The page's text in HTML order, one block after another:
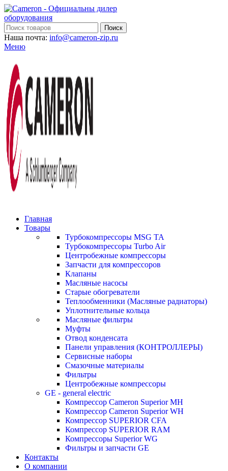
Поиск
Наша почта: info@cameron-zip.ru
Меню
Главная
Товары
Турбокомпрессоры MSG TA
Турбокомпрессоры Turbo Air
Центробежные компрессоры
Запчасти для компрессоров
Клапаны
Масляные насосы
Старые обогреватели
Теплообменники (Масляные радиаторы)
Уплотнительные кольца
Масляные фильтры
Муфты
Отвод конденсата
Панели управления (КОНТРОЛЛЕРЫ)
Сервисные наборы
Смазочные материалы
Фильтры
Центробежные компрессоры
GE - general electric
Компрессор Cameron Superior MH
Компрессор Cameron Superior WH
Компрессор SUPERIOR CFA
Компрессор SUPERIOR RAM
Компрессоры Superior WG
Фильтры и запчасти GE
Контакты
О компании